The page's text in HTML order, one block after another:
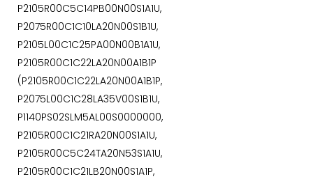
P2105R00C5C14PB00N00S1A1U,
P2075R00C1C10LA20N00S1B1U,
P2105L00C1C25PA00N00B1A1U,
P2105R00C1C22LA20N00A1B1P
(P2105R00C1C22LA20N00A1B1P,
P2075L00C1C28LA35V00S1B1U,
P1140PS02SLM5AL00S0000000,
P2105R00C1C21RA20N00S1A1U,
P2105R00C5C24TA20N53S1A1U,
P2105R00C1C21LB20N00S1A1P,